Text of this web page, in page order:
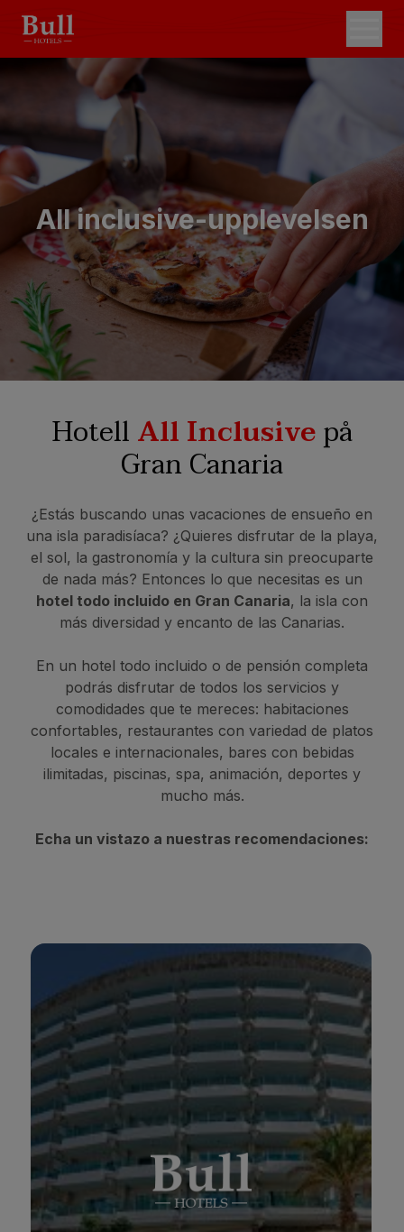
All inclusive-upplevelsen
HotellAll Inclusivepå
Gran Canaria
¿Estás buscando unas vacaciones de ensueño en
una isla paradisíaca? ¿Quieres disfrutar de la playa,
el sol, la gastronomía y la cultura sin preocuparte
de nada más? Entonces lo que necesitas es un
hotel todo incluido en Gran Canaria, la isla con
más diversidad y encanto de las Canarias.
En un hotel todo incluido o de pensión completa
podrás disfrutar de todos los servicios y
comodidades que te mereces: habitaciones
confortables, restaurantes con variedad de platos
locales e internacionales, bares con bebidas
ilimitadas, piscinas, spa, animación, deportes y
mucho más.
Echa un vistazo a nuestras recomendaciones:
BULL ESCORIAL & SPA
Strand Spa